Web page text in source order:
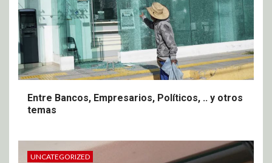
Entre Bancos, Empresarios, Políticos, .. y otros
temas
UNCATEGORIZED